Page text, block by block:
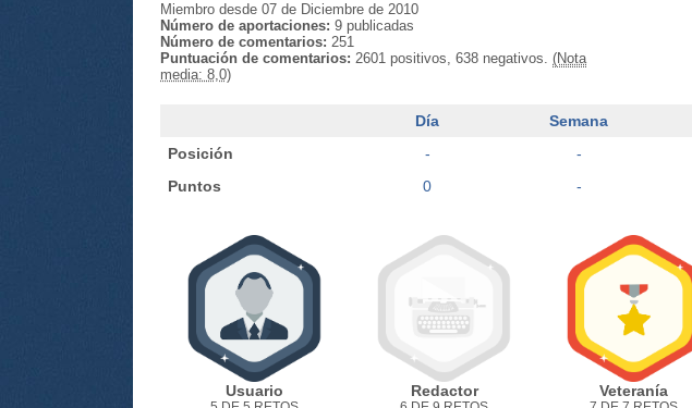
Miembro desde 07 de Diciembre de 2010
Número de aportaciones: 9 publicadas
Número de comentarios: 251
Puntuación de comentarios: 2601 positivos, 638 negativos. (Nota
media: 8,0)
Día Semana
Posición
- -
Puntos
0 -
Usuario Redactor Veteranía